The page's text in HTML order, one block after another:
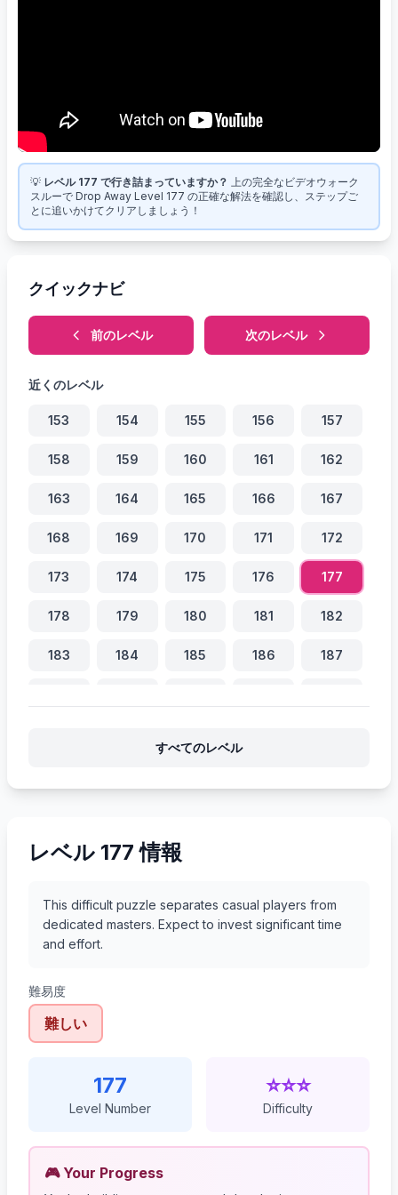
💡 レベル 177 で行き詰まっていますか？
上の完全なビデオウォーク
スルーで Drop Away Level 177 の正確な解法を確認し、ステップご
とに追いかけてクリアしましょう！
クイックナビ
前のレベル 次のレベル
近くのレベル
153 154 155 156 157
158 159 160 161 162
163 164 165 166 167
168 169 170 171 172
173 174 175 176 177
178 179 180 181 182
183 184 185 186 187
すべてのレベル
レベル 177 情報
This difficult puzzle separates casual players from
dedicated masters. Expect to invest significant time
and effort.
難易度
難しい
177
Level Number
⭐⭐⭐
Difficulty
🎮 Your Progress